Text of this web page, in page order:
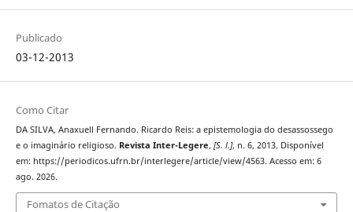
Publicado
03-12-2013
Como Citar
DA SILVA, Anaxuell Fernando. Ricardo Reis: a epistemologia do desassossego
e o imaginário religioso. Revista Inter-Legere, [S. l.], n. 6, 2013. Disponível
em: https://periodicos.ufrn.br/interlegere/article/view/4563. Acesso em: 6
ago. 2026.
Fomatos de Citação